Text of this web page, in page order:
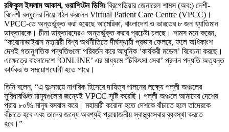
রফিকুল ইসলাম আকাশ, ওয়াশিংটন ডিসিঃব্রিগেডিয়ার জেনারেল শামস (অব:) দেশী-
বিদেশী বন্ধূদের নিয়ে গঠন করলেন Virtual Patient Care Centre (VPCC)।
VPCC-তে অন্তর্ভুক্ত করা হয়েছে আমেরিকা, বাংলাদেশ ও ভারতের ৮ জন খ্যাতিমান
ডাক্তারকে। চীনা ডাক্তারদেরও অন্তর্ভুক্ত করার প্রচেষ্টা চলছে। শামস মনে করেন,
“করোনাভাইরাস মহামারী বিশ্ব অর্থনীতিতে দীর্ঘস্থায়ী প্রভাব ফেলবে, ফলে অধিকাংশ
দেশই গতানুগতিক পদ্ধতিগুলো পরিবর্তন করে আধুনিক ‘কার্যকরী মডেল’ বিবেচনা করছে।
এক্ষেত্রে বাংলাদেশে ‘ONLINE’ এর মাধ্যমে ‘চিকিৎসা সেবা’ প্রদান পদ্ধতি অত্যন্ত
কার্যকর ও সময়োপযোগী হতে পারে।
তিনি বলেন, “এ দুঃসময়ে নাগরিক হিসেবে দায়িত্ব পালনের লক্ষ্যে পল্লী অঞ্চলের
সুবিধাবঞ্চিত মানুষগুলোর জন্যেই VPCC সৃষ্টি করেছি। পল্লী অঞ্চলে আমাদের দেশের
প্রায় ৮০% মানুষ বসবাস করে। মহামারী করোনা হতে দেশকে বাঁচাতে হলে তাদেরকে
বাঁচাতে হবে এবং তাদের জন্যে অবশ্যই প্রয়োজনীয় স্বাস্থ্যসেবার ব্যবস্থা করতে
হবে।”